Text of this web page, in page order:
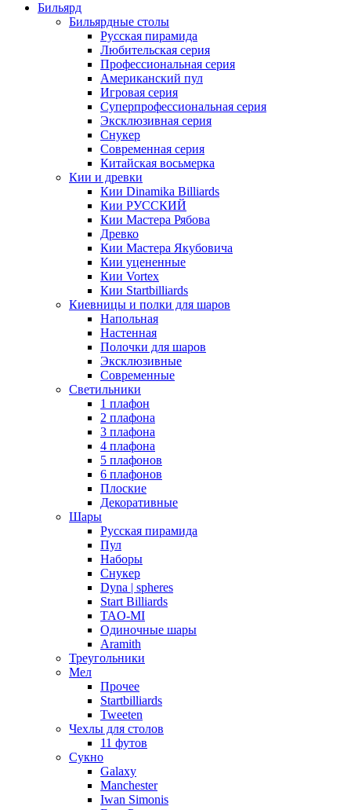
Бильярд
Бильярдные столы
Русская пирамида
Любительская серия
Профессиональная серия
Американский пул
Игровая серия
Суперпрофессиональная серия
Эксклюзивная серия
Снукер
Современная серия
Китайская восьмерка
Кии и древки
Кии Dinamika Billiards
Кии РУССКИЙ
Кии Мастера Рябова
Древко
Кии Мастера Якубовича
Кии уцененные
Кии Vortex
Кии Startbilliards
Киевницы и полки для шаров
Напольная
Настенная
Полочки для шаров
Эксклюзивные
Современные
Светильники
1 плафон
2 плафона
3 плафона
4 плафона
5 плафонов
6 плафонов
Плоские
Декоративные
Шары
Русская пирамида
Пул
Наборы
Снукер
Dyna | spheres
Start Billiards
TAO-MI
Одиночные шары
Aramith
Треугольники
Мел
Прочее
Startbilliards
Tweeten
Чехлы для столов
11 футов
Сукно
Galaxy
Manchester
Iwan Simonis